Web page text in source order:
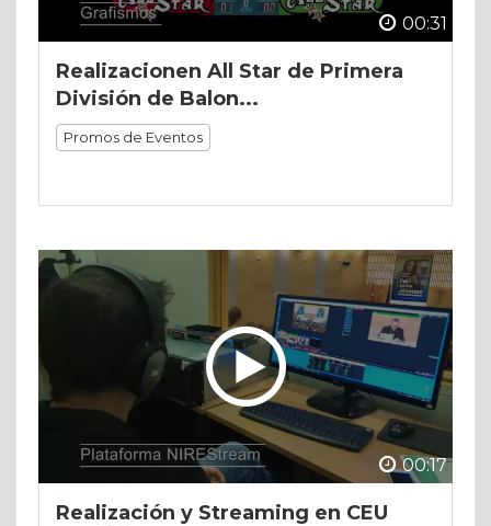
00:31
Realizacionen All Star de Primera
División de Balon...
Promos de Eventos
00:17
Realización y Streaming en CEU